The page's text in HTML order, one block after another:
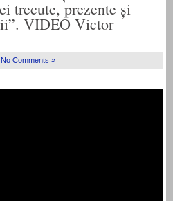
trecute, prezente și
VIDEO Victor
No Comments »